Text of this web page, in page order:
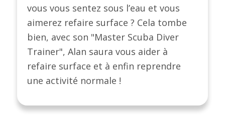
vous vous sentez sous l’eau et vous
aimerez refaire surface ? Cela tombe
bien, avec son "Master Scuba Diver
Trainer", Alan saura vous aider à
refaire surface et à enfin reprendre
une activité normale !